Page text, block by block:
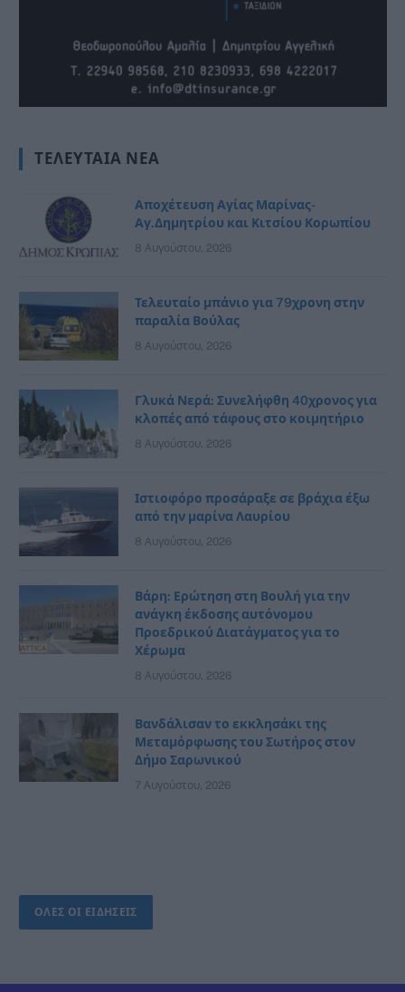
ΤΕΛΕΥΤΑΊΑ ΝΈΑ
Αποχέτευση Αγίας Μαρίνας-
Αγ.Δημητρίου και Κιτσίου Κορωπίου
8 Αυγούστου, 2026
Τελευταίο μπάνιο για 79χρονη στην
παραλία Βούλας
8 Αυγούστου, 2026
Γλυκά Νερά: Συνελήφθη 40χρονος για
κλοπές από τάφους στο κοιμητήριο
8 Αυγούστου, 2026
Ιστιοφόρο προσάραξε σε βράχια έξω
από την μαρίνα Λαυρίου
8 Αυγούστου, 2026
Βάρη: Ερώτηση στη Βουλή για την
ανάγκη έκδοσης αυτόνομου
Προεδρικού Διατάγματος για το
Χέρωμα
8 Αυγούστου, 2026
Βανδάλισαν το εκκλησάκι της
Μεταμόρφωσης του Σωτήρος στον
Δήμο Σαρωνικού
7 Αυγούστου, 2026
ΟΛΕΣ ΟΙ ΕΙΔΗΣΕΙΣ